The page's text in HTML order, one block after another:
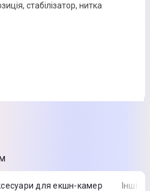
стабілізатор, нитка
для екшн-камер Інші